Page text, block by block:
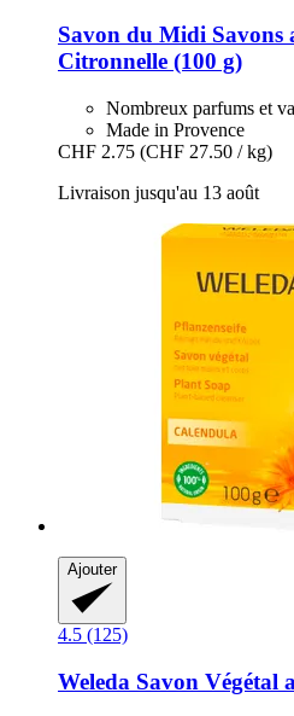
Savon du Midi Savons
Citronnelle (100 g)
Nombreux parfums et
Made in Provence
CHF 2.75 (CHF 27.50 / kg)
Livraison jusqu'au 13 août
Ajouter
4.5 (125)
Weleda Savon Végétal